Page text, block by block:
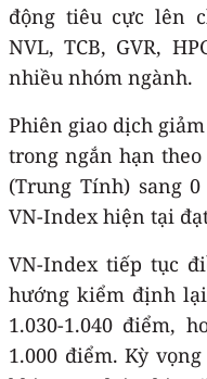
động tiêu cực lên
NVL, TCB, GVR,
nhiều nhóm ngành.
Phiên giao dịch
trong ngắn hạn
(Trung Tính) sang
VN-Index hiện tại
VN-Index tiếp tục
hướng kiểm định
1.030-1.040 điểm,
1.000 điểm. Kỳ